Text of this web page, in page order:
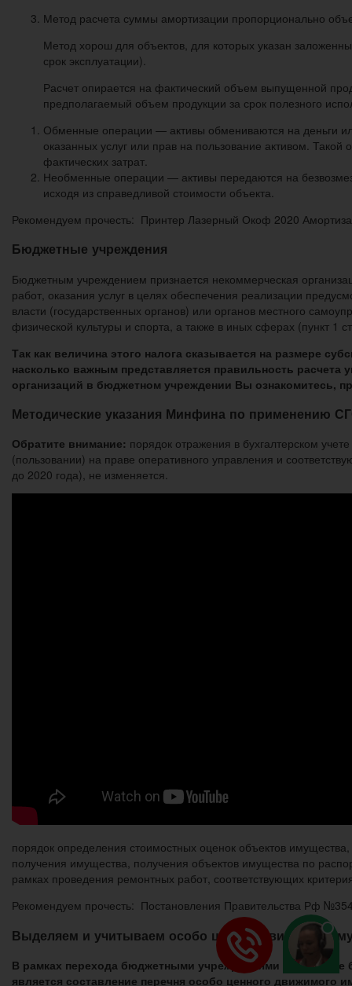
Метод расчета суммы амортизации пропорционально
Метод хорош для объектов, для которых указан
срок эксплуатации).
Расчет опирается на фактический объем выпущенной
предполагаемый объем продукции за срок полезного
Обменные операции — активы обмениваются на деньги
оказанных услуг или прав на пользование активом.
фактических затрат.
Необменные операции — активы передаются на
исходя из справедливой стоимости объекта.
Рекомендуем прочесть: Принтер Лазерный Окоф 2020
Бюджетные учреждения
Бюджетным учреждением признается некоммерческая
работ, оказания услуг в целях обеспечения реализации
власти (государственных органов) или органов местного
физической культуры и спорта, а также в иных сферах (пункт 1
Так как величина этого налога сказывается на размере
насколько важным представляется правильность расчета
организаций в бюджетном учреждении Вы ознакомитесь,
Методические указания Минфина по применению
Обратите внимание: порядок отражения в бухгалтерском
(пользовании) на праве оперативного управления и
до 2020 года), не изменяется.
порядок определения стоимостных оценок объектов
получения имущества, получения объектов имущества по
рамках проведения ремонтных работ, соответствующих
Рекомендуем прочесть: Постановления Правительства Рф
Выделяем и учитываем особо ценное движимое
В рамках перехода бюджетными учреждениями на ведение
является составление перечня особо ценного движимого